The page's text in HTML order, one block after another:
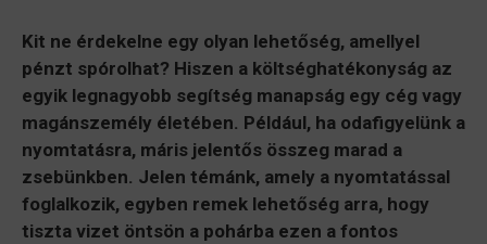
Kit ne érdekelne egy olyan lehetőség, amellyel
pénzt spórolhat? Hiszen a költséghatékonyság az
egyik legnagyobb segítség manapság egy cég vagy
magánszemély életében. Például, ha odafigyelünk a
nyomtatásra, máris jelentős összeg marad a
zsebünkben. Jelen témánk, amely a nyomtatással
foglalkozik, egyben remek lehetőség arra, hogy
tiszta vizet öntsön a pohárba ezen a fontos